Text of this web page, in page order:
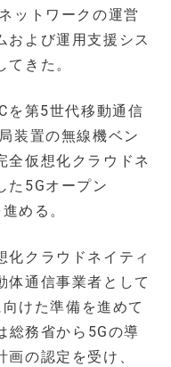
ットワークの運営
および運用支援シス
きた。
を第5世代移動通信
装置の無線機ベン
全仮想化クラウドネ
た5Gオープン
める。
化クラウドネイティ
体通信事業者として
けた準備を進めて
総務省から5Gの導
の認定を受け、